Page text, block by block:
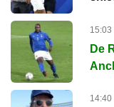
15:03
De
14:40